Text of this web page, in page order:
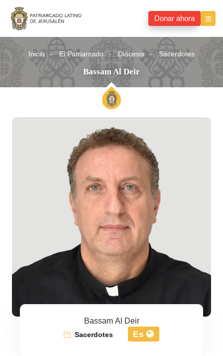
Donar ahora
Inicio El Patriarcado Diócesis Sacerdotes
Bassam Al Deir
Bassam Al Deir
Sacerdotes Es